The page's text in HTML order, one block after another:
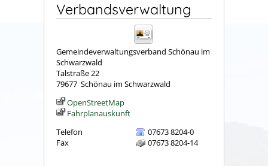
Verbandsverwaltung
Gemeindeverwaltungsverband Schönau im
Schwarzwald
Talstraße 22
79677 Schönau im Schwarzwald
OpenStreetMap
Fahrplanauskunft
Telefon
07673 8204-0
Fax
07673 8204-14